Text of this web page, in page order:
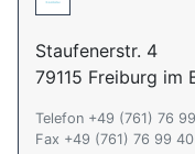
Staufenerstr. 4
79115 Freiburg im
Telefon +49 (761) 76
Fax +49 (761) 76 99